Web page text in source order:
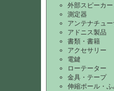
外部スピーカー
測定器
アンテナチュ
アドニス製品
書類・書籍
アクセサリー
電鍵
ローテーター
金具・テープ
伸縮ポール・